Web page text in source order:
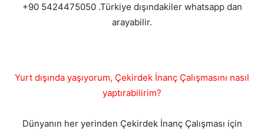
+90 5424475050 .Türkiye dışındakiler whatsapp dan
arayabilir.
Yurt dışında yaşıyorum, Çekirdek İnanç Çalışmasını nasıl
yaptırabilirim?
Dünyanın her yerinden Çekirdek İnanç Çalışması için